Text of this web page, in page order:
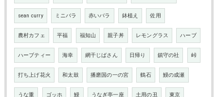
sean curry ミニバラ 赤いバラ 鉢植え 佐用
農村カフェ 平福 福知山 親子丼 レモングラス ハーブ
ハーブティー 海幸 網干じばさん 日帰り 鎮守の社 峠
打ち上げ花火 和太鼓 播磨国の一の宮 鶴石 鰻の成瀬
うな重 ゴッホ 鰻 うなぎ亭一座 土用の丑 東京